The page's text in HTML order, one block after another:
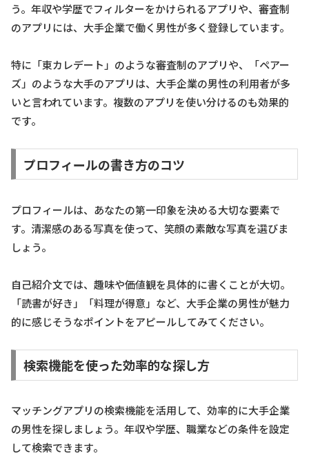
う。年収や学歴でフィルターをかけられるアプリや、審査制
のアプリには、大手企業で働く男性が多く登録しています。
特に「東カレデート」のような審査制のアプリや、「ペアー
ズ」のような大手のアプリは、大手企業の男性の利用者が多
いと言われています。複数のアプリを使い分けるのも効果的
です。
プロフィールの書き方のコツ
プロフィールは、あなたの第一印象を決める大切な要素で
す。清潔感のある写真を使って、笑顔の素敵な写真を選びま
しょう。
自己紹介文では、趣味や価値観を具体的に書くことが大切。
「読書が好き」「料理が得意」など、大手企業の男性が魅力
的に感じそうなポイントをアピールしてみてください。
検索機能を使った効率的な探し方
マッチングアプリの検索機能を活用して、効率的に大手企業
の男性を探しましょう。年収や学歴、職業などの条件を設定
して検索できます。